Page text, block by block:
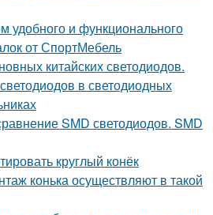
удобного и функционального
от СпортМебель
китайских светодиодов.
в светодиодных
SMD светодиодов. SMD
круглый конёк
конька осуществляют в такой